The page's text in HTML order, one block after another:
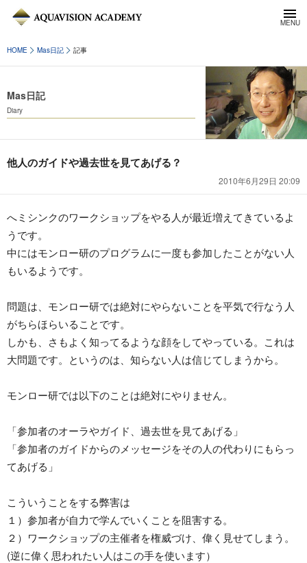
HOME Mas日記 記事
Mas日記
Diary
他人のガイドや過去世を見てあげる？
2010年6月29日 20:09
へミシンクのワークショップをやる人が最近増えてきているよ
うです。
中にはモンロー研のプログラムに一度も参加したことがない人
もいるようです。
問題は、モンロー研では絶対にやらないことを平気で行なう人
がちらほらいることです。
しかも、さもよく知ってるような顔をしてやっている。これは
大問題です。というのは、知らない人は信じてしまうから。
モンロー研では以下のことは絶対にやりません。
「参加者のオーラやガイド、過去世を見てあげる」
「参加者のガイドからのメッセージをその人の代わりにもらっ
てあげる」
こういうことをする弊害は
１）参加者が自力で学んでいくことを阻害する。
２）ワークショップの主催者を権威づけ、偉く見せてしまう。
(逆に偉く思われたい人はこの手を使います）